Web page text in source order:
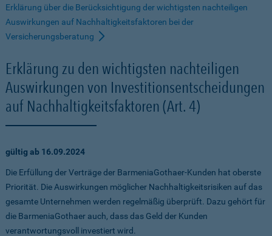
Erklärung über die Berücksichtigung der wichtigsten nachteiligen
Auswirkungen auf Nachhaltigkeitsfaktoren bei der
Versicherungsberatung
Erklärung zu den wichtigsten nachteiligen
Auswirkungen von Investitionsentscheidungen
auf Nachhaltigkeitsfaktoren (Art. 4)
gültig ab 16.09.2024
Die Erfüllung der Verträge der BarmeniaGothaer-Kunden hat oberste
Priorität. Die Auswirkungen möglicher Nachhaltigkeitsrisiken auf das
gesamte Unternehmen werden regelmäßig überprüft. Dazu gehört für
die BarmeniaGothaer auch, dass das Geld der Kunden
verantwortungsvoll investiert wird.